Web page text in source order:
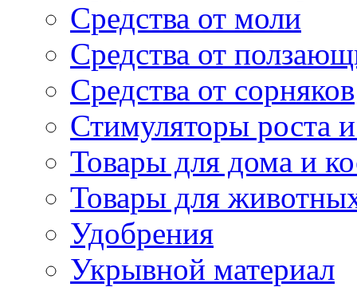
Средства от моли
Средства от
Средства от сорняков
Стимуляторы роста и
Товары для дома и
Товары для
Удобрения
Укрывной материал